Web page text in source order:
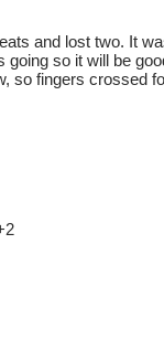
and lost two. It
going so it will be
so fingers crossed